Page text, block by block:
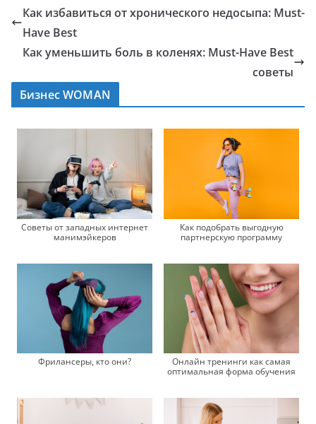
Как избавиться от хронического недосыпа: Must-
Have Best
Как уменьшить боль в коленях: Must-Have Best
советы
Бизнес WOMAN
Советы от западных интернет
манимэйкеров
Как подобрать выгодную
партнерскую программу
Фрилансеры, кто они?
Онлайн тренинги как самая
оптимальная форма обучения